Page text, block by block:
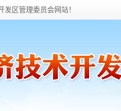
区管理委员会网站！